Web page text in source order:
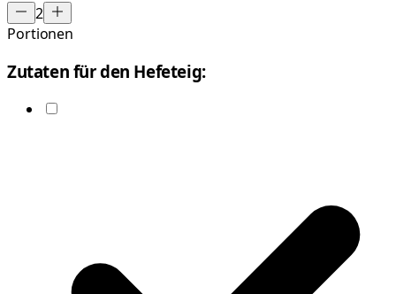
2
Portionen
Zutaten für den Hefeteig: